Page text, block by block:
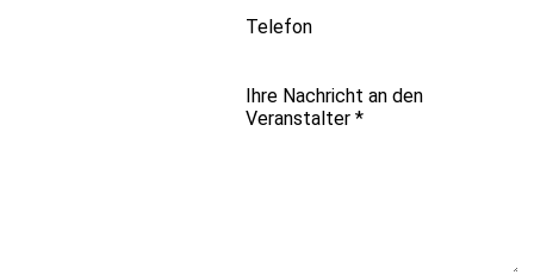
Telefon
Ihre Nachricht an den
Veranstalter *